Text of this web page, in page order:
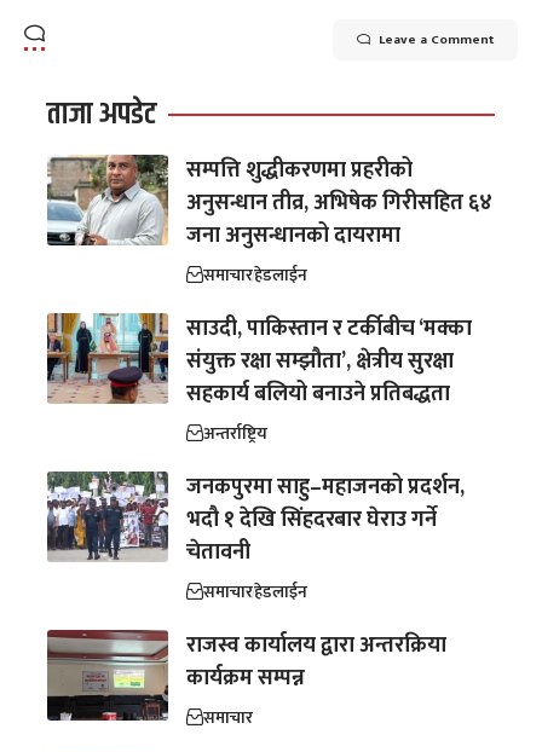
Leave a Comment
ताजा अपडेट
सम्पत्ति शुद्धीकरणमा प्रहरीको
अनुसन्धान तीव्र, अभिषेक गिरीसहित ६४
जना अनुसन्धानको दायरामा
समाचारहेडलाईन
साउदी, पाकिस्तान र टर्कीबीच ‘मक्का
संयुक्त रक्षा सम्झौता’, क्षेत्रीय सुरक्षा
सहकार्य बलियो बनाउने प्रतिबद्धता
अन्तर्राष्ट्रिय
जनकपुरमा साहु–महाजनको प्रदर्शन,
भदौ १ देखि सिंहदरबार घेराउ गर्ने
चेतावनी
समाचारहेडलाईन
राजस्व कार्यालय द्वारा अन्तरक्रिया
कार्यक्रम सम्पन्न
समाचार